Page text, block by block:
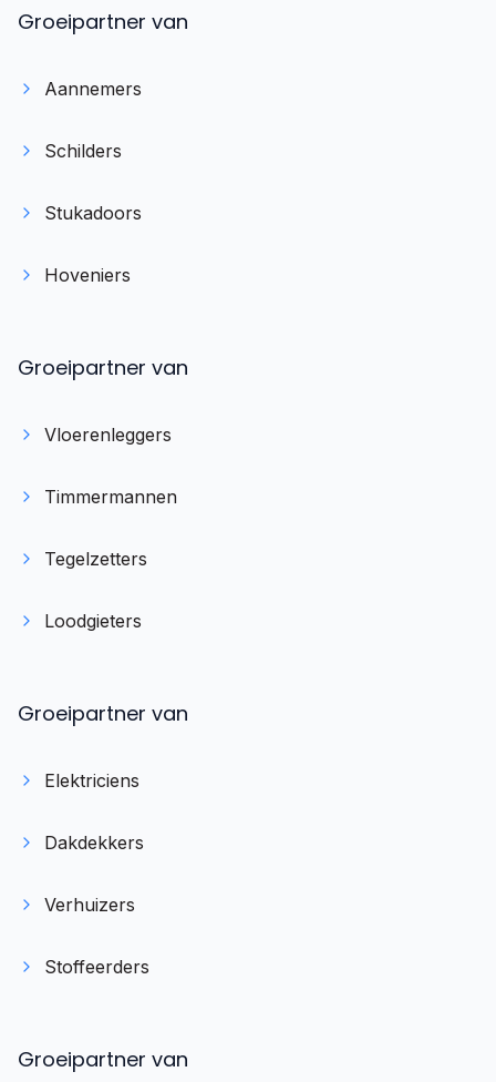
Groeipartner van
Aannemers
Schilders
Stukadoors
Hoveniers
Groeipartner van
Vloerenleggers
Timmermannen
Tegelzetters
Loodgieters
Groeipartner van
Elektriciens
Dakdekkers
Verhuizers
Stoffeerders
Groeipartner vanReageert meestal binnen 10 min